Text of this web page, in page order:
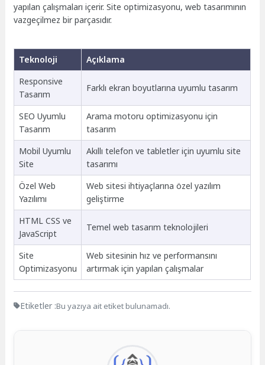
yapılan çalışmaları içerir. Site optimizasyonu, web tasarımının
vazgeçilmez bir parçasıdır.
Teknoloji
Açıklama
Responsive
Tasarım
Farklı ekran boyutlarına uyumlu tasarım
SEO Uyumlu
Tasarım
Arama motoru optimizasyonu için
tasarım
Mobil Uyumlu
Site
Akıllı telefon ve tabletler için uyumlu site
tasarımı
Özel Web
Yazılımı
Web sitesi ihtiyaçlarına özel yazılım
geliştirme
HTML CSS ve
JavaScript
Temel web tasarım teknolojileri
Site
Optimizasyonu
Web sitesinin hız ve performansını
artırmak için yapılan çalışmalar
Etiketler :Bu yazıya ait etiket bulunamadı.